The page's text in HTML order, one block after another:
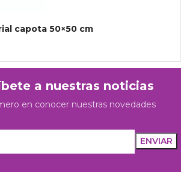
capota 50×50 cm
a nuestras noticias
en conocer nuestras novedades